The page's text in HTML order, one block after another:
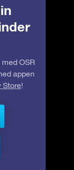
OSR
appen
Store!